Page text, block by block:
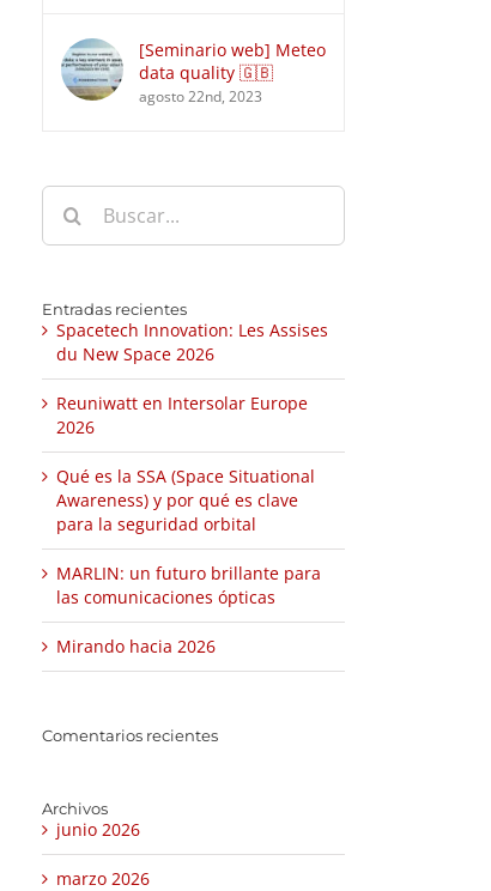
[Seminario web] Meteo
data quality 🇬🇧
agosto 22nd, 2023
Buscar:
Entradas recientes
Spacetech Innovation: Les Assises
du New Space 2026
Reuniwatt en Intersolar Europe
2026
Qué es la SSA (Space Situational
Awareness) y por qué es clave
para la seguridad orbital
MARLIN: un futuro brillante para
las comunicaciones ópticas
Mirando hacia 2026
Comentarios recientes
Archivos
junio 2026
marzo 2026